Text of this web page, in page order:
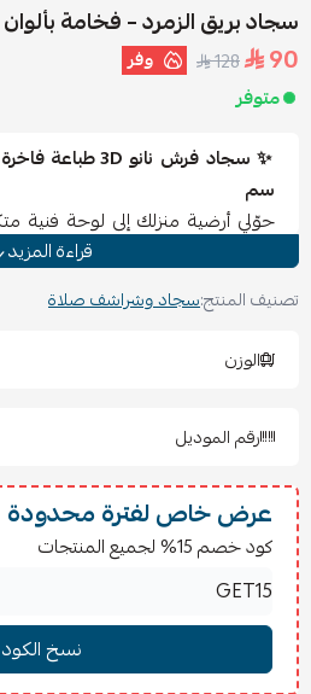
سجاد بريق الزمرد – فخامة بألوان
90
128 وفر
متوفر
سم
حوّلي أرضية منزلك إلى لوحة فنية
بتقنية الطباعة ثلاثية الأبعاد.
طويلاً. مثالي لغرف الجلوس والمجالس
✅
خامة نانو ثقيلة متينة تدوم سنوات.
مقاس كبير (400×100 سم) مناسب للمساحات الواسعة.
سهل التنظيف ولا يفقد رونقه مع
قراءة المزيد
تصنيف المنتج:سجاد وشراشف صلاة
الوزن
رقم الموديل
عرض خاص لفترة محدودة
كود خصم 15% لجميع المنتجات